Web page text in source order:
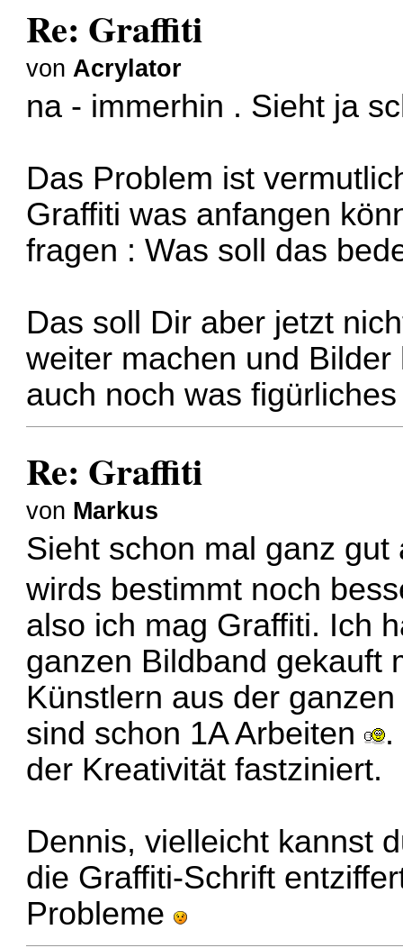
Re: Graffiti
von Acrylator
na - immerhin . Sieht ja
Das Problem ist
Graffiti was anfangen
fragen : Was soll das
Das soll Dir aber jetzt
weiter machen und
auch noch was
Re: Graffiti
von Markus
Sieht schon mal ganz
wirds bestimmt noch
also ich mag Graffiti. Ich
ganzen Bildband gekauft
Künstlern aus der
sind schon 1A Arbeiten
der Kreativität fastziniert.
Dennis, vielleicht kannst
die Graffiti-Schrift
Probleme